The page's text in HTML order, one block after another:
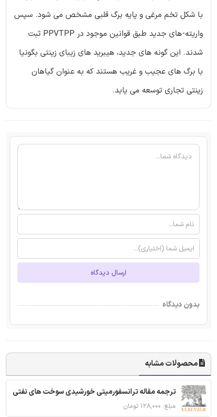
با شکل تخم مرغی و پایه برگ قلبی مشخص می شود. سپس
واریته-های جدید طبق قوانین موجود در PPVTPP ثبت
شدند. این گونه های جدید، هیبرید های زیبای زینتی بگونیا
با برگ های عجیب و غریب هستند که به عنوان گیاهان
زینتی تجاری توسعه می یابد.
ارسال دیدگاه
بدون دیدگاه
محصولات مشابه
ترجمه مقاله ترانسفورمیتی خورشیدی سوخت های نفتی
مبلغ: ۱۲۸,۰۰۰ تومان